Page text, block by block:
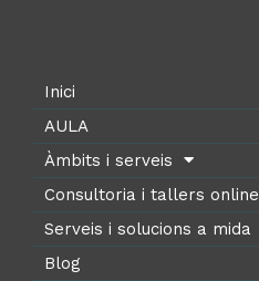
Inici
AULA
Àmbits i serveis
Consultoria i tallers online
Serveis i solucions a mida
Blog